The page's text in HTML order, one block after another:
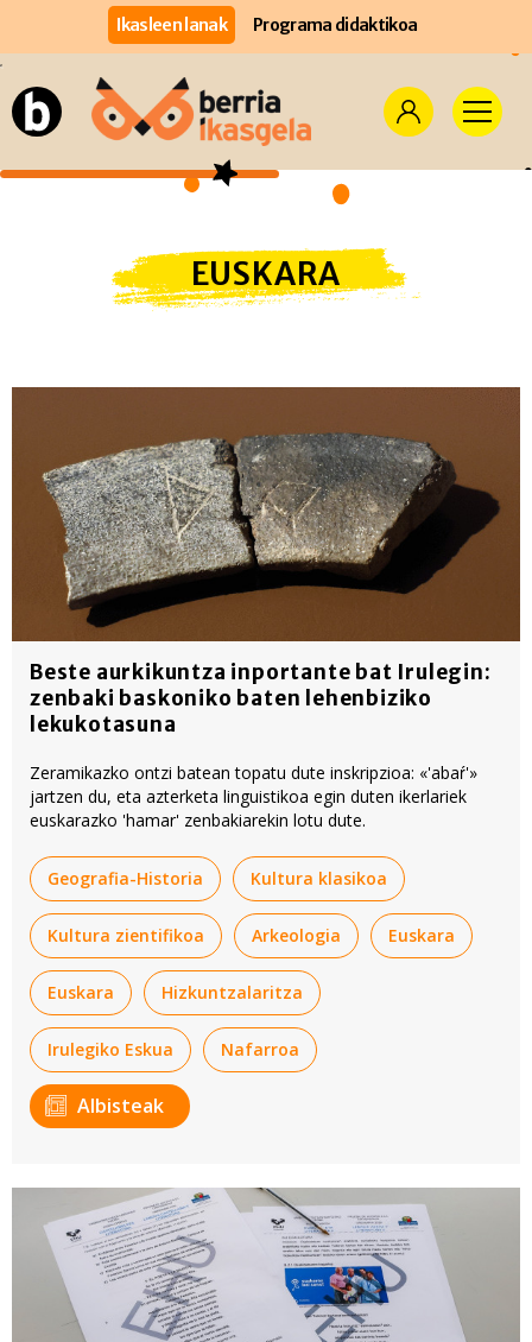
Ikasleen lanak Programa didaktikoa
EUSKARA
Beste aurkikuntza inportante bat Irulegin:
zenbaki baskoniko baten lehenbiziko
lekukotasuna
Zeramikazko ontzi batean topatu dute inskripzioa: «'abaŕ'»
jartzen du, eta azterketa linguistikoa egin duten ikerlariek
euskarazko 'hamar' zenbakiarekin lotu dute.
Geografia-Historia Kultura klasikoa
Kultura zientifikoa Arkeologia Euskara
Euskara Hizkuntzalaritza
Irulegiko Eskua Nafarroa
Albisteak